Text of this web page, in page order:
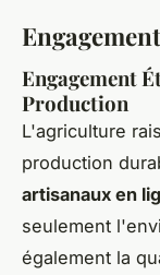
Engagement
Production
L'agriculture
production
artisanaux en
seulement
également la